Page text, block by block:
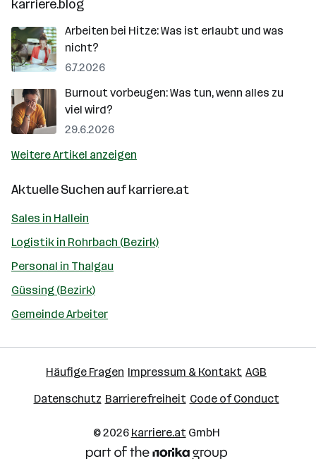
karriere.blog
Arbeiten bei Hitze: Was ist erlaubt und was
nicht?
6.7.2026
Burnout vorbeugen: Was tun, wenn alles zu
viel wird?
29.6.2026
Weitere Artikel anzeigen
Aktuelle Suchen aufkarriere.at
Sales in Hallein
Logistik in Rohrbach (Bezirk)
Personal in Thalgau
Güssing (Bezirk)
Gemeinde Arbeiter
Häufige Fragen Impressum & Kontakt AGB
Datenschutz Barrierefreiheit Code of Conduct
© 2026 karriere.atGmbH